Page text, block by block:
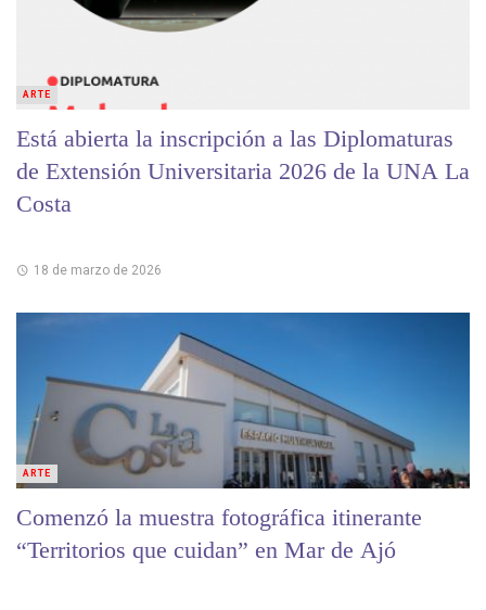
Está abierta la inscripción a las Diplomaturas
de Extensión Universitaria 2026 de la UNA La
Costa
18 de marzo de 2026
ARTE
Comenzó la muestra fotográfica itinerante
“Territorios que cuidan” en Mar de Ajó
ARTE